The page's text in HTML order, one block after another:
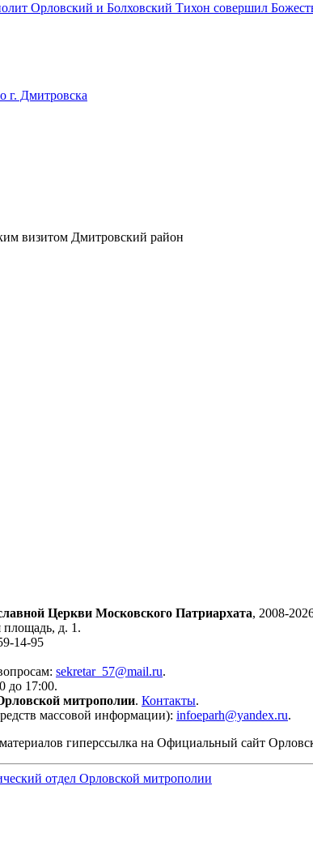
г. Дмитровска
визитом Дмитровский район
Церкви Московского Патриархата, 2008-
площадь, д. 1.
14-95
sekretar_57@mail.ru.
до 17:00.
митрополии. Контакты.
массовой информации): infoeparh@yandex.ru.
гиперссылка на Официальный сайт
отдел Орловской митрополии